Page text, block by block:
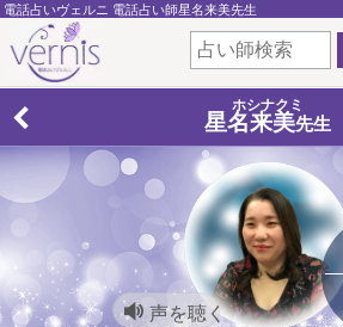
電話占いヴェルニ 電話占い師星名来美先生
ホシナクミ
星名来美先生
声を聴く